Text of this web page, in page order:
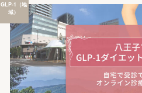
GLP-1（地
域）